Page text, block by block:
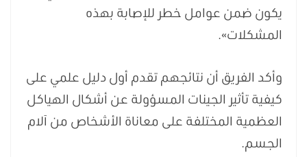
يكون ضمن عوامل خطر للإصابة بهذه
المشكلات».
وأكد الفريق أن نتائجهم تقدم أول دليل علمي على
كيفية تأثير الجينات المسؤولة عن أشكال الهياكل
العظمية المختلفة على معاناة الأشخاص من آلام
الجسم.